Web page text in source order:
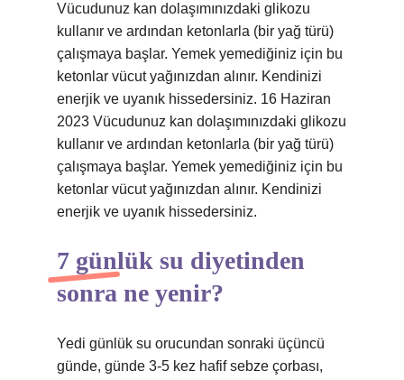
Vücudunuz kan dolaşımınızdaki glikozu
kullanır ve ardından ketonlarla (bir yağ türü)
çalışmaya başlar. Yemek yemediğiniz için bu
ketonlar vücut yağınızdan alınır. Kendinizi
enerjik ve uyanık hissedersiniz. 16 Haziran
2023 Vücudunuz kan dolaşımınızdaki glikozu
kullanır ve ardından ketonlarla (bir yağ türü)
çalışmaya başlar. Yemek yemediğiniz için bu
ketonlar vücut yağınızdan alınır. Kendinizi
enerjik ve uyanık hissedersiniz.
7 günlük su diyetinden
sonra ne yenir?
Yedi günlük su orucundan sonraki üçüncü
günde, günde 3-5 kez hafif sebze çorbası,